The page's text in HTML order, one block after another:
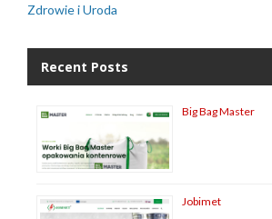
Zdrowie i Uroda
Recent Posts
Big Bag Master
Jobimet